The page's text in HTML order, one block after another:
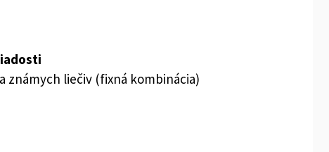
známych liečiv (fixná kombinácia)